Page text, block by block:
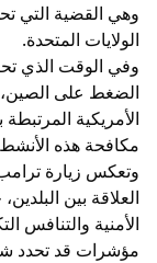
وهي القضية التي
الولايات المتحدة.
وفي الوقت الذي
الضغط على الصين،
الأمريكية
مكافحة هذه
وتعكس زيارة
العلاقة بين
الأمنية والتنافس
مؤشرات قد تحدد